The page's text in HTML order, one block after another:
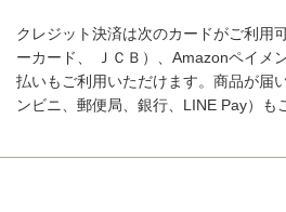
クレジット決済は次のカードがご利用
ーカード、 ＪＣＢ）、Amazonペイメ
払いもご利用いただけます。商品が届
ンビニ、郵便局、銀行、LINE Pay）も